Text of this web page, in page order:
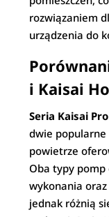
rozwiązaniem
urządzenia do
i Kaisai
Seria Kaisai
dwie popularne
powietrze
Oba typy pomp
wykonania
jednak różnią